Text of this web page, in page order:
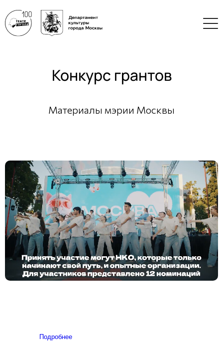
Конкурс грантов
Материалы мэрии Москвы
Подробнее